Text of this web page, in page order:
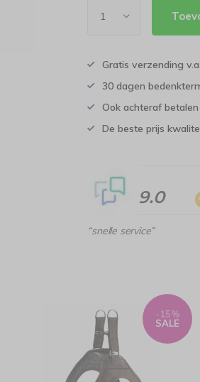
Gratis verzending
30 dagen
Ook achteraf betalen
De beste prijs
9.0
“snelle service”
-15%
SALE